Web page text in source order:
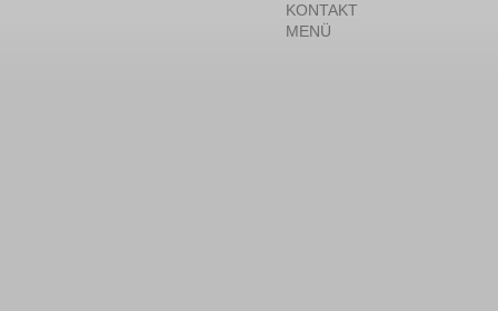
KONTAKT
MENÜ